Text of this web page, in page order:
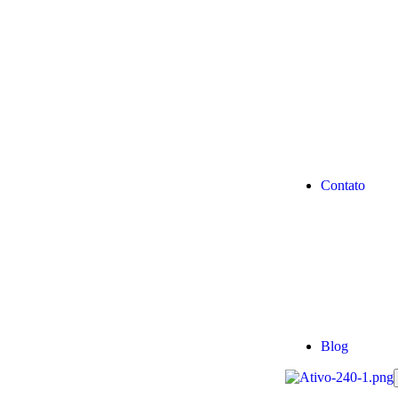
Contato
Blog